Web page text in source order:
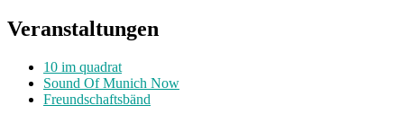
Veranstaltungen
10 im quadrat
Sound Of Munich Now
Freundschaftsbänd